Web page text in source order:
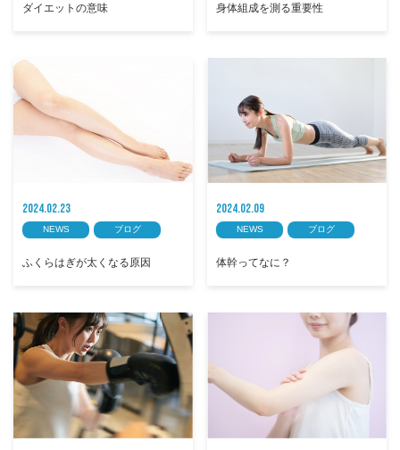
ダイエットの意味 身体組成を測る重要性
2024.02.23
NEWS ブログ
ふくらはぎが太くなる原因
2024.02.09
NEWS ブログ
体幹ってなに？